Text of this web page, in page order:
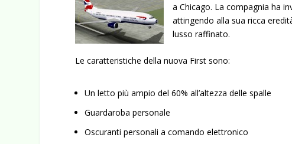
a Chicago. La compagnia ha
attingendo alla sua ricca
lusso raffinato.
Le caratteristiche della nuova First sono:
Un letto più ampio del 60% all’altezza delle spalle
Guardaroba personale
Oscuranti personali a comando elettronico